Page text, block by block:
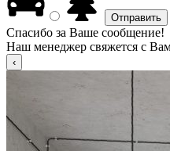
Спасибо за Ваше сообщение!
Наш менеджер свяжется с